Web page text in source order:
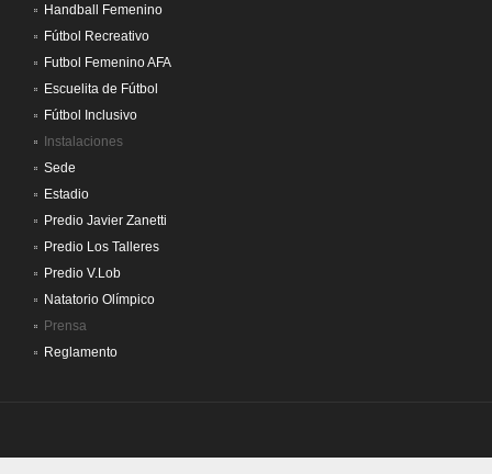
Handball Femenino
Fútbol Recreativo
Futbol Femenino AFA
Escuelita de Fútbol
Fútbol Inclusivo
Instalaciones
Sede
Estadio
Predio Javier Zanetti
Predio Los Talleres
Predio V.Lob
Natatorio Olímpico
Prensa
Reglamento